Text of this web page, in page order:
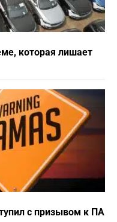
которая лишает
с призывом к ПА